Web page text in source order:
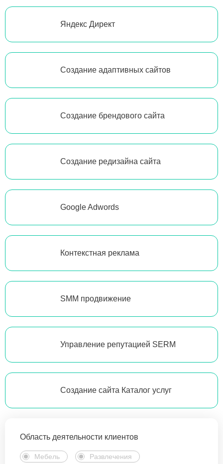
Яндекс Директ
Создание адаптивных сайтов
Создание брендового сайта
Создание редизайна сайта
Google Adwords
Контекстная реклама
SMM продвижение
Управление репутацией SERM
Создание сайта Каталог услуг
Область деятельности клиентов
Мебель Развлечения